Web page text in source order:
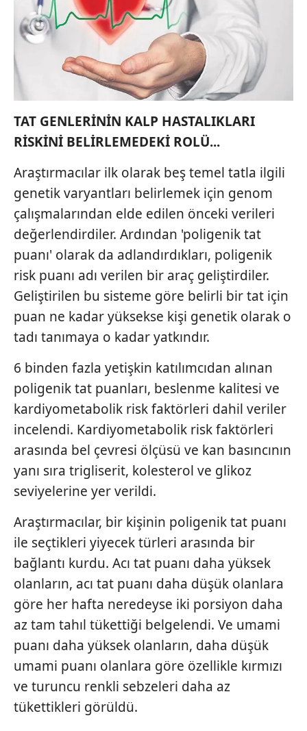
TAT GENLERİNİN KALP HASTALIKLARI
RİSKİNİ BELİRLEMEDEKİ ROLÜ...
Araştırmacılar ilk olarak beş temel tatla ilgili
genetik varyantları belirlemek için genom
çalışmalarından elde edilen önceki verileri
değerlendirdiler. Ardından 'poligenik tat
puanı' olarak da adlandırdıkları, poligenik
risk puanı adı verilen bir araç geliştirdiler.
Geliştirilen bu sisteme göre belirli bir tat için
puan ne kadar yüksekse kişi genetik olarak o
tadı tanımaya o kadar yatkındır.
6 binden fazla yetişkin katılımcıdan alınan
poligenik tat puanları, beslenme kalitesi ve
kardiyometabolik risk faktörleri dahil veriler
incelendi. Kardiyometabolik risk faktörleri
arasında bel çevresi ölçüsü ve kan basıncının
yanı sıra trigliserit, kolesterol ve glikoz
seviyelerine yer verildi.
Araştırmacılar, bir kişinin poligenik tat puanı
ile seçtikleri yiyecek türleri arasında bir
bağlantı kurdu. Acı tat puanı daha yüksek
olanların, acı tat puanı daha düşük olanlara
göre her hafta neredeyse iki porsiyon daha
az tam tahıl tükettiği belgelendi. Ve umami
puanı daha yüksek olanların, daha düşük
umami puanı olanlara göre özellikle kırmızı
ve turuncu renkli sebzeleri daha az
tükettikleri görüldü.